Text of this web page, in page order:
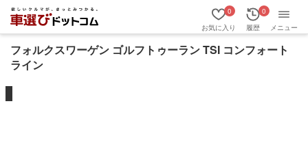
お気に入り
0
履歴
0
メニュー
フォルクスワーゲン ゴルフトゥーラン TSI コンフォート
ライン